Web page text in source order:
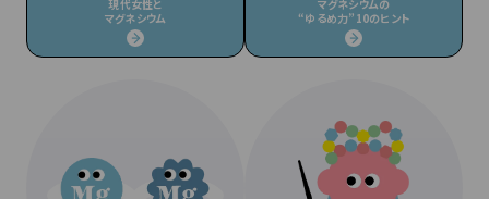
現代女性と
マグネシウム
マグネシウムの
“ゆるめ力”10のヒント